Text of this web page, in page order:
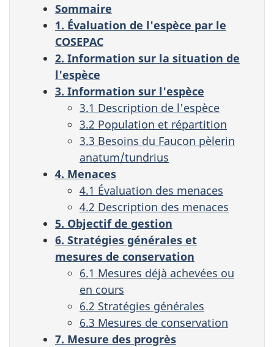
Sommaire
1. Évaluation de l'espèce par le
COSEPAC
2. Information sur la situation de
l'espèce
3. Information sur l'espèce
3.1 Description de l'espèce
3.2 Population et répartition
3.3 Besoins du Faucon pèlerin
anatum/tundrius
4. Menaces
4.1 Évaluation des menaces
4.2 Description des menaces
5. Objectif de gestion
6. Stratégies générales et
mesures de conservation
6.1 Mesures déjà achevées ou
en cours
6.2 Stratégies générales
6.3 Mesures de conservation
7. Mesure des progrès